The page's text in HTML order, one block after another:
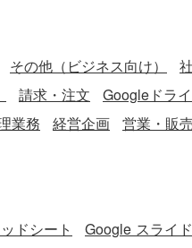
その他（ビジネス向け）
請求・注文
Googleドラ
業務 経営企画 営業・販
ドシート Google スライド